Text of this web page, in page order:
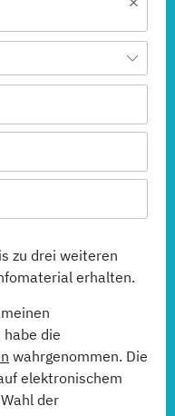
zu drei weiteren
erhalten.
habe die
wahrgenommen. Die
elektronischem
der